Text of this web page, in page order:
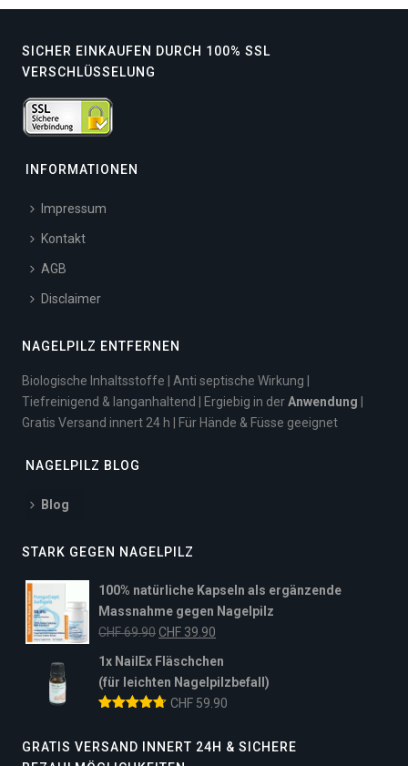
SICHER EINKAUFEN DURCH 100% SSL
VERSCHLÜSSELUNG
INFORMATIONEN
Impressum
Kontakt
AGB
Disclaimer
NAGELPILZ ENTFERNEN
Biologische Inhaltsstoffe | Anti septische Wirkung |
Tiefreinigend & langanhaltend | Ergiebig in derAnwendung
Gratis Versand innert 24 h | Für Hände & Füsse geeignet
NAGELPILZ BLOG
Blog
STARK GEGEN NAGELPILZ
100% natürliche Kapseln als ergänzende
Massnahme gegen Nagelpilz
CHF69.90 Ursprünglicher
CHF 69.90
CHF 39.90
CHF 39.90.
1x NailEx Fläschchen
(für leichten Nagelpilzbefall)
CHF59.90
GRATIS VERSAND INNERT 24H & SICHERE